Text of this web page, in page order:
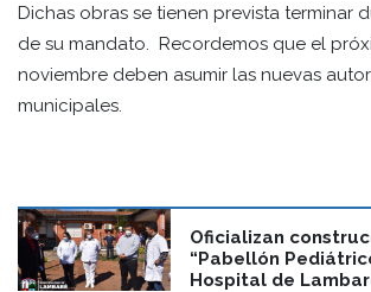
Dichas obras se tienen prevista terminar
de su mandato. Recordemos que el
noviembre deben asumir las nuevas
municipales.
Oficializan
“Pabellón
Hospital de